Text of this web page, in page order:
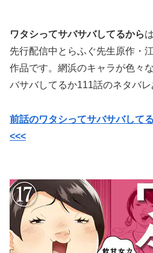
ワタシってサバサバしてるから
先行配信中 とらふぐ先生原作・
作品です。網浜のキャラが色々
バサバしてるか111話のネタバレ
前話のワタシってサバサバして
<<<